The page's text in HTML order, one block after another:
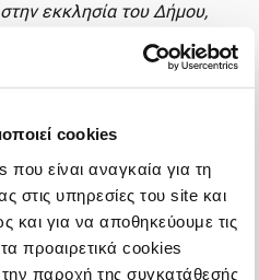
cookies
είναι αναγκαία για τη
στις υπηρεσίες του site και
για να αποθηκεύουμε τις
προαιρετικά cookies
παροχή της συγκατάθεσής
στην εκκλησία του Δήμου,
γινόταν η ψηφοφορία.
εννοούμε κάτι
και στοFacebook
δεν είναι μόνο ο
είναι πώς τα λέω.
Η έκφραση του
Μπορεί να πω κάτι
και καταλαβαίνεις ότι